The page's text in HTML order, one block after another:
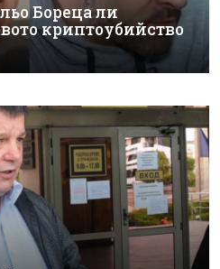
Бореца ли
криптоубийство